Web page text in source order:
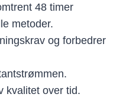
48 timer
metoder.
og forbedrer
kvalitet over tid.